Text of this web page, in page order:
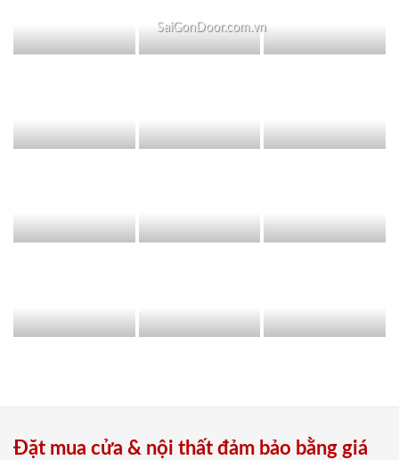
SaiGonDoor.com.vn
Đặt mua cửa & nội thất đảm bảo bằng giá